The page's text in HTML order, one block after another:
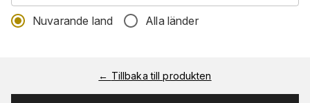
Nuvarande land Alla länder
← Tillbaka till produkten